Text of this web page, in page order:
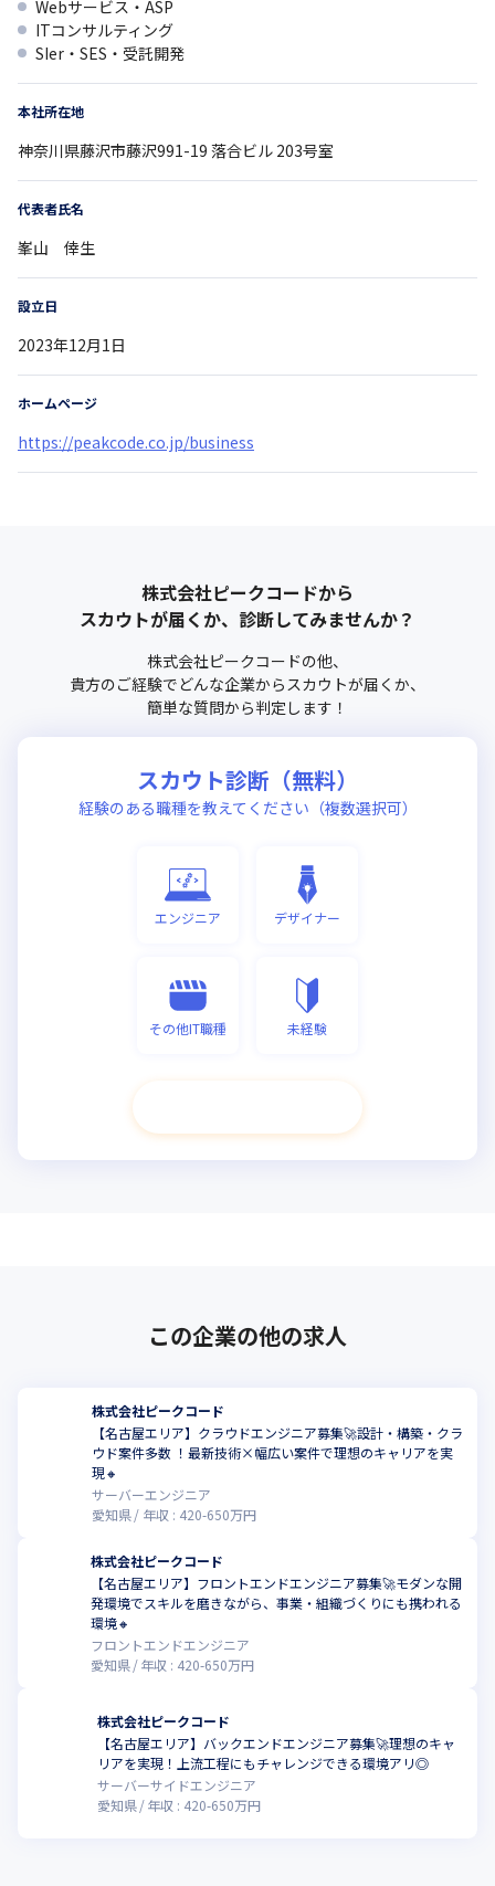
Webサービス・ASP
ITコンサルティング
SIer・SES・受託開発
本社所在地
神奈川県藤沢市藤沢991-19 落合ビル 203号室
代表者氏名
峯山 倖生
設立日
2023年12月1日
ホームページ
https://peakcode.co.jp/business
株式会社ピークコードから
スカウトが届くか、診断してみませんか？
株式会社ピークコードの他、
貴方のご経験でどんな企業からスカウトが届くか、
簡単な質問から判定します！
スカウト診断（無料）
経験のある職種を教えてください（複数選択可）
エンジニア デザイナー
その他IT職種 未経験
この企業の他の求人
株式会社ピークコード
【名古屋エリア】クラウドエンジニア募集🚀設計・構築・クラ
ウド案件多数 ！最新技術×幅広い案件で理想のキャリアを実
現🔸
サーバーエンジニア
愛知県
年収 : 420-650万円
株式会社ピークコード
【名古屋エリア】フロントエンドエンジニア募集🚀モダンな開
発環境でスキルを磨きながら、事業・組織づくりにも携われる
環境🔸
フロントエンドエンジニア
愛知県
年収 : 420-650万円
株式会社ピークコード
【名古屋エリア】バックエンドエンジニア募集🚀理想のキャ
リアを実現！上流工程にもチャレンジできる環境アリ◎
サーバーサイドエンジニア
愛知県
年収 : 420-650万円